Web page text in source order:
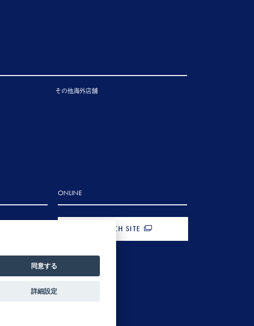
その他海外店舗
ONLINE
FRENCH SITE
同意する
詳細設定